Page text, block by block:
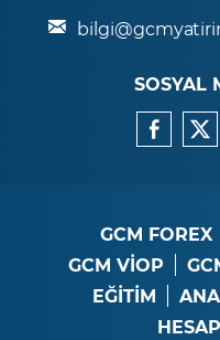
SOSYAL
GCM FOREX
GCM VİOP
EĞİTİM